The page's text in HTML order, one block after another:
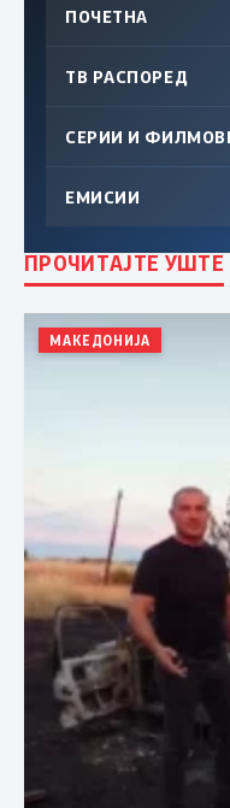
ПОЧЕТНА
ТВ РАСПОРЕД
СЕРИИ И
ЕМИСИИ
ПРОЧИТАЈТЕ УШТЕ
МАКЕДОНИЈА